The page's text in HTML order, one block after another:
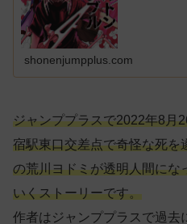
shonenjumpplus.com
ジャンププラスで2022年8月
宿駅東口交差点で奇怪な死を
の荒川ヨドミが透明人間にな
いくストーリーです。
作者はジャンププラスで過去